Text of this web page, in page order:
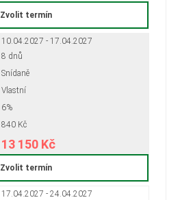
Zvolit termín
10.04.2027 - 17.04.2027
8 dnů
Snídaně
Vlastní
6%
840 Kč
13 150 Kč
Zvolit termín
17.04.2027 - 24.04.2027